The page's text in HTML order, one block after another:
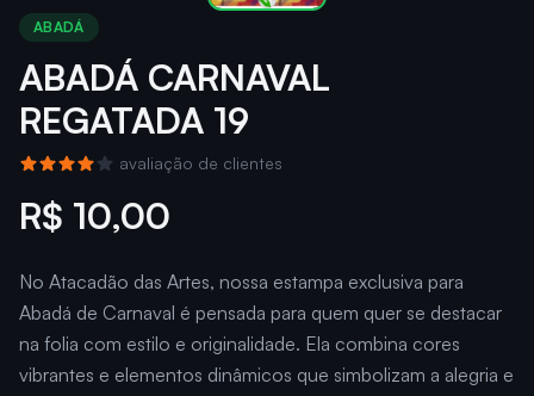
ABADÁ
ABADÁ CARNAVAL
REGATADA 19
avaliação de clientes
R$ 10,00
No Atacadão das Artes, nossa estampa exclusiva para
Abadá de Carnaval é pensada para quem quer se destacar
na folia com estilo e originalidade. Ela combina cores
vibrantes e elementos dinâmicos que simbolizam a alegria e